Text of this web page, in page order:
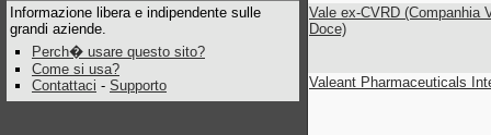
Informazione libera e indipendente sulle
grandi aziende.
Perch� usare questo sito?
Come si usa?
Contattaci - Supporto
Vale ex-CVRD (Companhia
Doce)
Valeant Pharmaceuticals